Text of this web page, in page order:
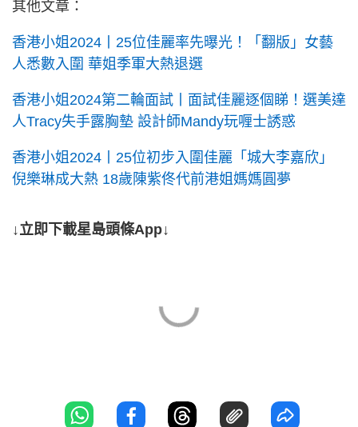
其他文章：
香港小姐2024丨25位佳麗率先曝光！「翻版」女藝
人悉數入圍 華姐季軍大熱退選
香港小姐2024第二輪面試丨面試佳麗逐個睇！選美達
人Tracy失手露胸墊 設計師Mandy玩喱士誘惑
香港小姐2024丨25位初步入圍佳麗「城大李嘉欣」
倪樂琳成大熱 18歲陳紫佟代前港姐媽媽圓夢
↓立即下載星島頭條App↓